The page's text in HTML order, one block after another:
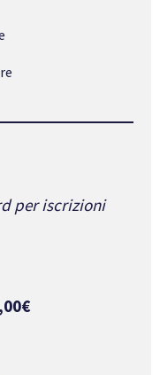
per iscrizioni